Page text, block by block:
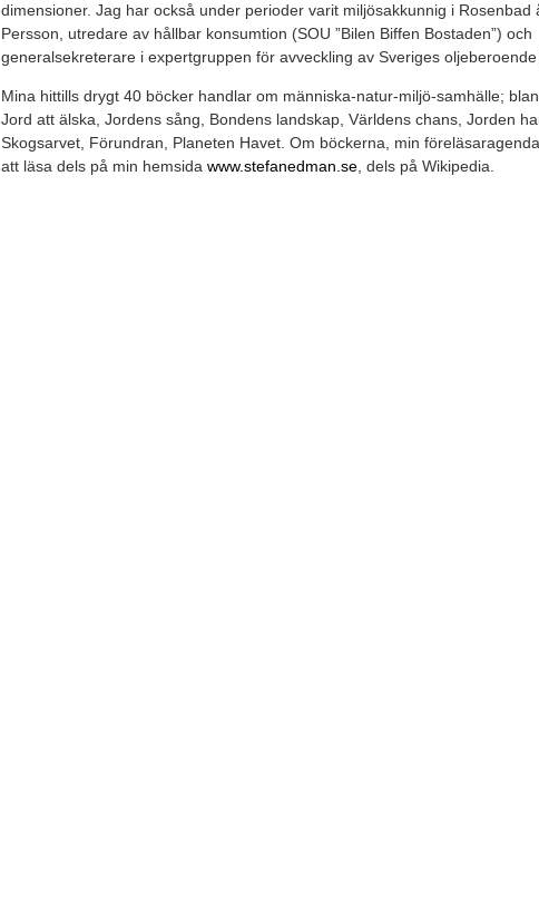
dimensioner. Jag har också under perioder varit miljösakkunnig i Rosenbad
Persson, utredare av hållbar konsumtion (SOU ”Bilen Biffen Bostaden”) och
generalsekreterare i expertgruppen för avveckling av Sveriges oljeberoende
Mina hittills drygt 40 böcker handlar om människa-natur-miljö-samhälle;
Jord att älska, Jordens sång, Bondens landskap, Världens chans, Jorden
Skogsarvet, Förundran, Planeten Havet. Om böckerna, min
att läsa dels på min hemsida www.stefanedman.se , dels på Wikipedia.